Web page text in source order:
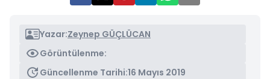
Yazar:Zeynep GÜÇLÜCAN
Görüntülenme:
Güncellenme Tarihi:16 Mayıs 2019